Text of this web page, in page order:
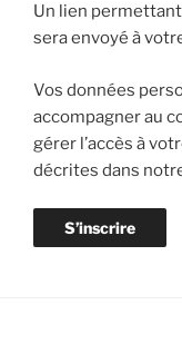
Un lien
sera envoyé à
Vos données
accompagner au
gérer l’accès à
décrites dans
S’inscrire